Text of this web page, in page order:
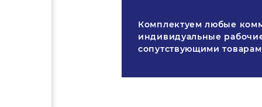
Комплектуем любые
индивидуальные
сопутствующими